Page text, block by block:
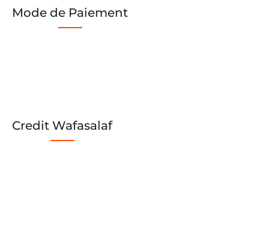
Mode de Paiement
Credit Wafasalaf